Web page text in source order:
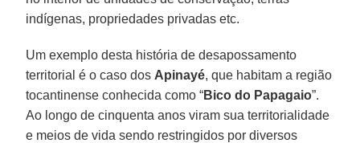
indígenas, propriedades privadas etc.
Um exemplo desta história de desapossamento
territorial é o caso dos Apinayé, que habitam a região
tocantinense conhecida como “Bico do Papagaio”.
Ao longo de cinquenta anos viram sua territorialidade
e meios de vida sendo restringidos por diversos